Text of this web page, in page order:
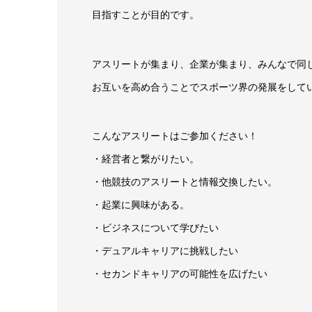
目指すことが目的です。
アスリートが集まり、企業が集まり、みんなで同
お互いを高め合うことでスポーツ界の発展をして
こんなアスリートはご参加ください！
・経営者と繋がりたい。
・他競技のアスリートと情報交換したい。
・起業に興味がある。
・ビジネスについて学びたい
・デュアルキャリアに挑戦したい
・セカンドキャリアの可能性を広げたい